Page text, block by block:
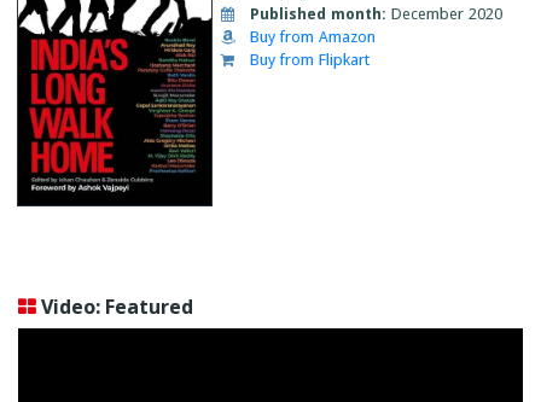
Published month: December 2020
Buy from Amazon
Buy from Flipkart
Video: Featured